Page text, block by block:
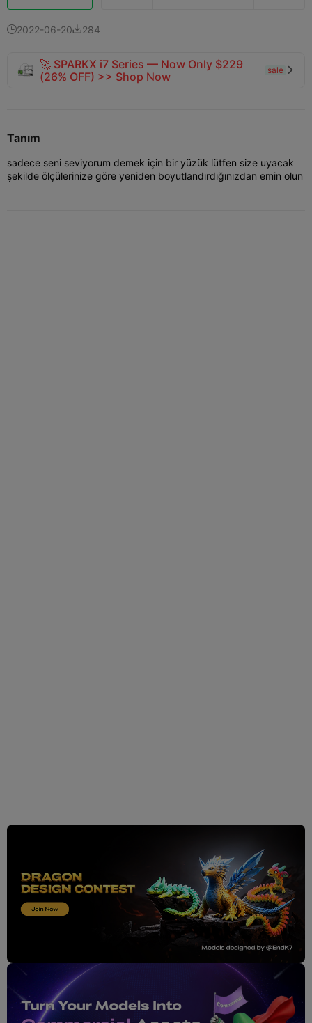
2022-06-20284
🚀 SPARKX i7 Series — Now Only $229
(26% OFF) >> Shop Now
sale 
Tanım
sadece seni seviyorum demek için bir yüzük lütfen size uyacak
şekilde ölçülerinize göre yeniden boyutlandırdığınızdan emin olun